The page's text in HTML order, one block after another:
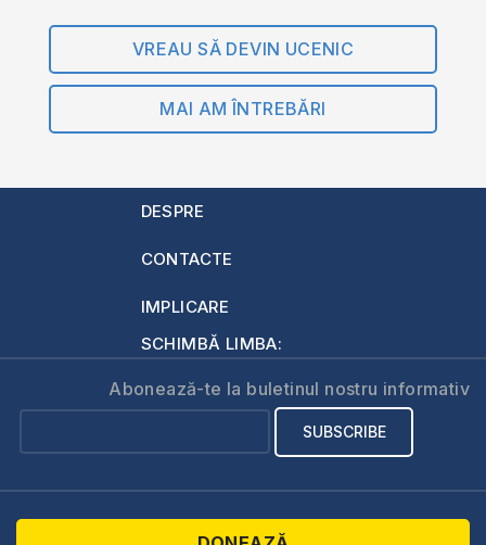
VREAU SĂ DEVIN UCENIC
MAI AM ÎNTREBĂRI
DESPRE
CONTACTE
IMPLICARE
SCHIMBĂ LIMBA:
Abonează-te la buletinul nostru informativ